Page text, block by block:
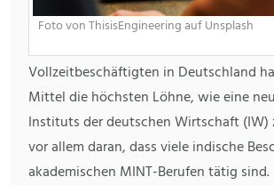
Foto von ThisisEngineering auf Unsplash
Vollzeitbeschäftigten in Deutschland
Mittel die höchsten Löhne, wie eine
Instituts der deutschen Wirtschaft (IW)
vor allem daran, dass viele indische
akademischen MINT-Berufen tätig sind.